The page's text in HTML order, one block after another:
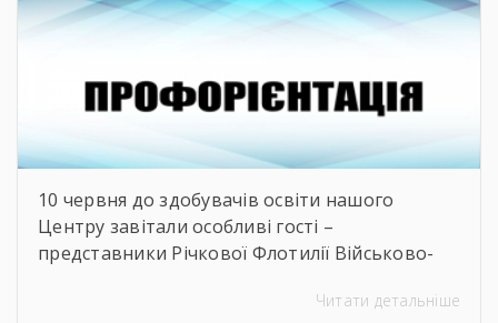
10 червня до здобувачів освіти нашого
Центру завітали особливі гості –
представники Річкової Флотилії Військово-
зустрічі студенти дізналися про особливості
Читати детальніше